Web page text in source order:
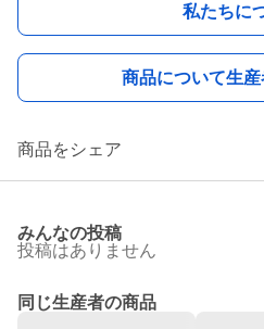
私たちに
商品について生
商品をシェア
みんなの投稿
投稿はありません
同じ生産者の商品